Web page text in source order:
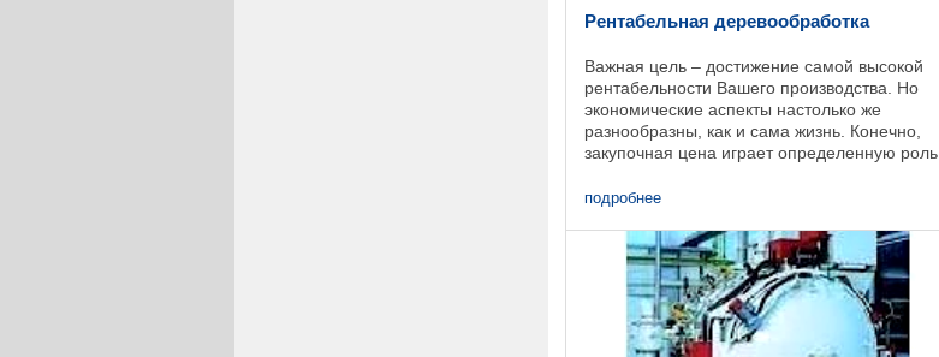
Рентабельная деревообработка
Важная цель – достижение самой высокой
рентабельности Вашего производства. Но
экономические аспекты настолько же
разнообразны, как и сама жизнь. Конечно,
закупочная цена играет определенную роль
от ...
подробнее